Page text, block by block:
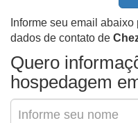
Informe seu email
dados de contato de
Quero
hospedagem